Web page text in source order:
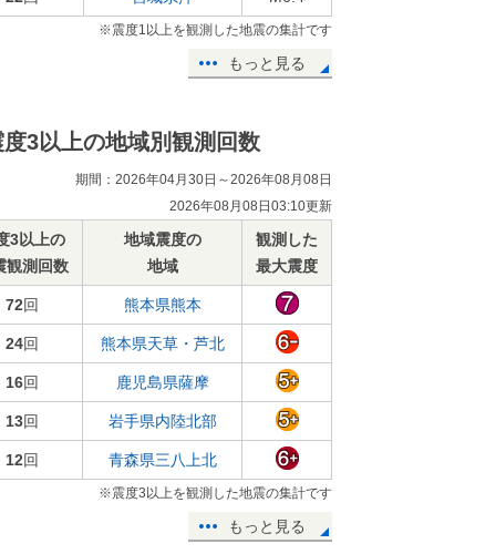
※震度1以上を観測した地震の集計です
もっと見る
度3以上の地域別観測回数
期間：2026年04月30日～2026年08月08日
2026年08月08日03:10更新
3以上の
観測回数
地域震度の
地域
観測した
最大震度
72回 熊本県熊本
24回 熊本県天草・芦北
16回 鹿児島県薩摩
13回 岩手県内陸北部
12回 青森県三八上北
※震度3以上を観測した地震の集計です
もっと見る